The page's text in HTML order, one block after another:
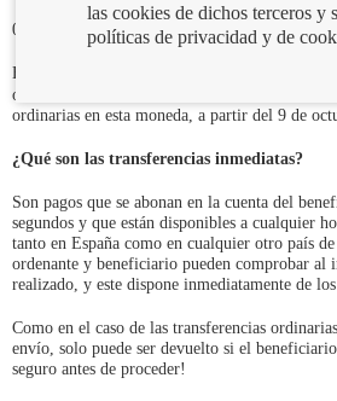
02/10/2025
El
ventana
nueva
ofrecer
ordinarias en esta moneda, a partir del 9 de
¿Qué son las transferencias inmediatas?
Son pagos que se abonan en la cuenta del
segundos y que están disponibles a cualquier
tanto en España como en cualquier otro país
ordenante y beneficiario pueden comprobar al
realizado, y este dispone inmediatamente de los
Como en el caso de las transferencias
envío, solo puede ser devuelto si el
seguro antes de proceder!
las cookies de dichos terceros y
políticas de privacidad y de